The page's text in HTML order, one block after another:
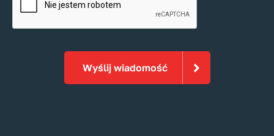
Wyślij wiadomość